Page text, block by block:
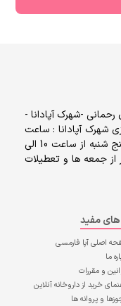
رحمانی -شهرک آپادانا -
داروخانه مرکزی شهرک آپادانا : ساعت
کاری داروخانه پشتیبانی سایت : شنبه تا پنج شنبه از ساعت 10 الی
داروخانه : 9الی 21 به غیر از جمعه ها و تعطیلات
مفید
اصلیآپا فارمسی
ما
و مقررات
خرید از داروخانه آنلاین
و پروانه ها